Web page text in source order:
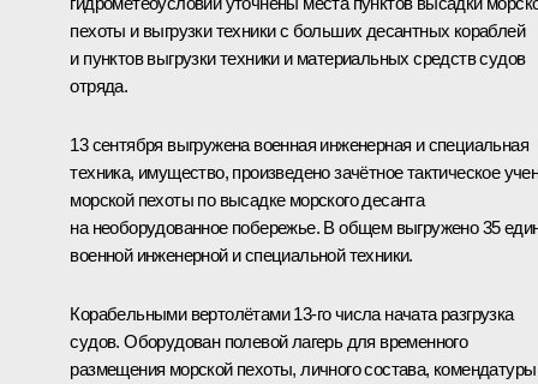
пехоты и выгрузки техники с больших десантных кораблей
и пунктов выгрузки техники и материальных средств судов
отряда.
13 сентября выгружена военная инженерная и специальная
техника, имущество, произведено зачётное тактическое
морской пехоты по высадке морского десанта
на необорудованное побережье. В общем выгружено 35
военной инженерной и специальной техники.
Корабельными вертолётами 13‑го числа начата разгрузка
судов. Оборудован полевой лагерь для временного
размещения морской пехоты, личного состава, комендатуры